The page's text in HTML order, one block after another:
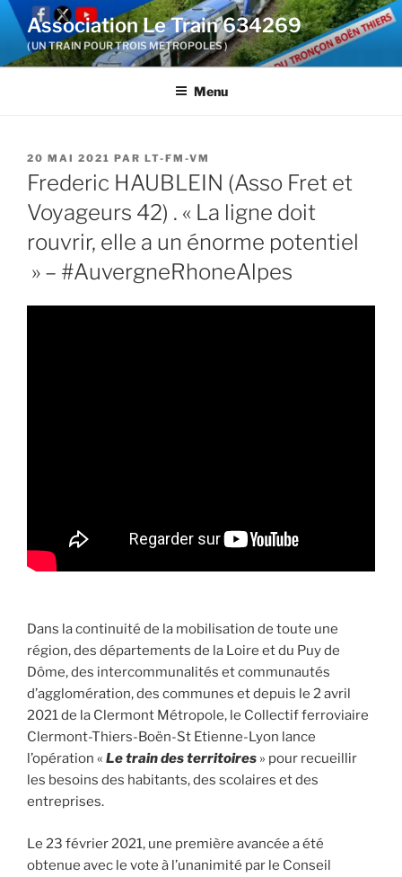
Aller
contenu
Association Le Train 634269
( UN TRAIN POUR TROIS METROPOLES )
Menu
PUBLIÉ
LE
20 MAI 2021 PAR LT-FM-VM
Frederic HAUBLEIN (Asso Fret et
Voyageurs 42) . « La ligne doit
rouvrir, elle a un énorme potentiel
» – #AuvergneRhoneAlpes
Dans la continuité de la mobilisation de toute une
région, des départements de la Loire et du Puy de
Dôme, des intercommunalités et communautés
d’agglomération, des communes et depuis le 2 avril
2021 de la Clermont Métropole, le Collectif ferroviaire
Clermont-Thiers-Boën-St Etienne-Lyon lance
l’opération « Le train des territoires » pour recueillir
les besoins des habitants, des scolaires et des
entreprises.
Le 23 février 2021, une première avancée a été
obtenue avec le vote à l’unanimité par le Conseil